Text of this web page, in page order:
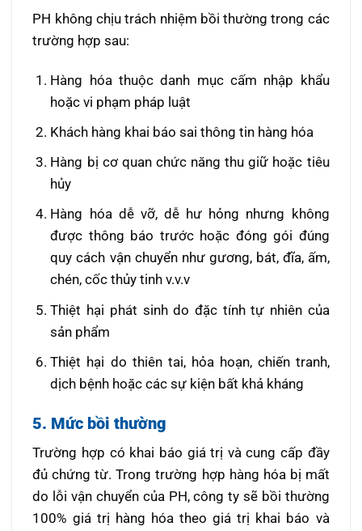
PH không chịu trách nhiệm bồi thường trong các
trường hợp sau:
Hàng hóa thuộc danh mục cấm nhập khẩu
hoặc vi phạm pháp luật
Khách hàng khai báo sai thông tin hàng hóa
Hàng bị cơ quan chức năng thu giữ hoặc tiêu
hủy
Hàng hóa dễ vỡ, dễ hư hỏng nhưng không
được thông báo trước hoặc đóng gói đúng
quy cách vận chuyển như gương, bát, đĩa, ấm,
chén, cốc thủy tinh v.v.v
Thiệt hại phát sinh do đặc tính tự nhiên của
sản phẩm
Thiệt hại do thiên tai, hỏa hoạn, chiến tranh,
dịch bệnh hoặc các sự kiện bất khả kháng
5. Mức bồi thường
Trường hợp có khai báo giá trị và cung cấp đầy
đủ chứng từ. Trong trường hợp hàng hóa bị mất
do lỗi vận chuyển của PH, công ty sẽ bồi thường
100% giá trị hàng hóa theo giá trị khai báo và